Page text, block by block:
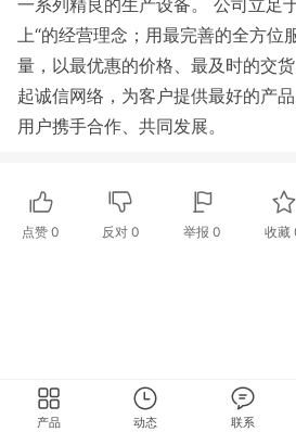
一系列精良的生产设备。 公司立足
上“的经营理念；用最完善的全方位
量，以最优惠的价格、最及时的交
起诚信网络，为客户提供最好的产
用户携手合作、共同发展。
点赞 0 反对0 举报 0 收藏
产品 动态 联系